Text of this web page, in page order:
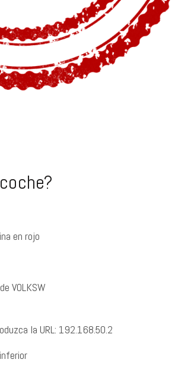
en rojo
VOLKSW
la URL: 192.168.50.2